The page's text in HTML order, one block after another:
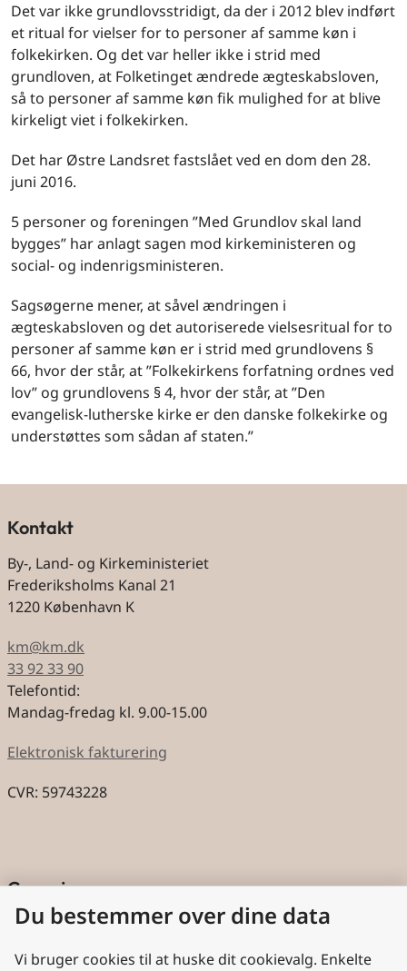
Det var ikke grundlovsstridigt, da der i 2012 blev indført
et ritual for vielser for to personer af samme køn i
folkekirken. Og det var heller ikke i strid med
grundloven, at Folketinget ændrede ægteskabsloven,
så to personer af samme køn fik mulighed for at blive
kirkeligt viet i folkekirken.
Det har Østre Landsret fastslået ved en dom den 28.
juni 2016.
5 personer og foreningen ”Med Grundlov skal land
bygges” har anlagt sagen mod kirkeministeren og
social- og indenrigsministeren.
Sagsøgerne mener, at såvel ændringen i
ægteskabsloven og det autoriserede vielsesritual for to
personer af samme køn er i strid med grundlovens §
66, hvor der står, at ”Folkekirkens forfatning ordnes ved
lov” og grundlovens § 4, hvor der står, at ”Den
evangelisk-lutherske kirke er den danske folkekirke og
understøttes som sådan af staten.”
Kontakt
By-, Land- og Kirkeministeriet
Frederiksholms Kanal 21
1220 København K
km@km.dk
33 92 33 90
Telefontid:
Mandag-fredag kl. 9.00-15.00
Elektronisk fakturering
CVR: 59743228
Genveje
Cookies
Aktindsigt
Du bestemmer over dine data
Vi bruger cookies til at huske dit cookievalg. Enkelte